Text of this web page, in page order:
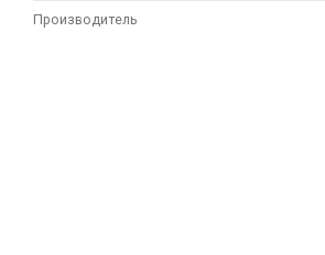
Производитель